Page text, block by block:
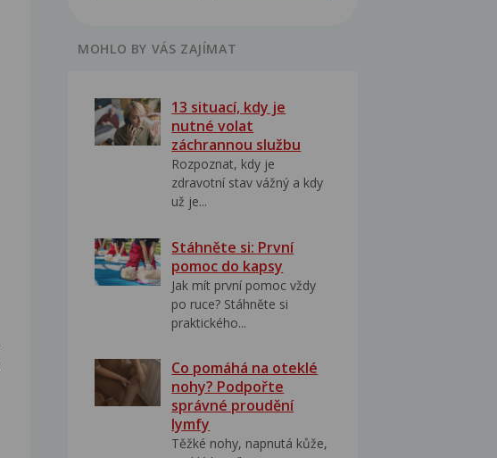
MOHLO BY VÁS ZAJÍMAT
13 situací, kdy je
nutné volat
záchrannou službu
Rozpoznat, kdy je
zdravotní stav vážný a kdy
už je...
Stáhněte si: První
pomoc do kapsy
Jak mít první pomoc vždy
po ruce? Stáhněte si
praktického...
Co pomáhá na oteklé
nohy? Podpořte
správné proudění
lymfy
Těžké nohy, napnutá kůže,